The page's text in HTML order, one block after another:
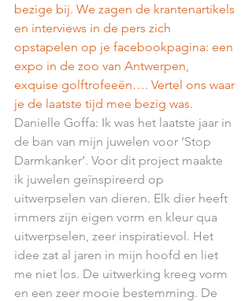
bezige bij. We zagen de krantenartikels
en interviews in de pers zich
opstapelen op je facebookpagina: een
expo in de zoo van Antwerpen,
exquise golftrofeeën…. Vertel ons waar
je de laatste tijd mee bezig was.
Danielle Goffa: Ik was het laatste jaar in
de ban van mijn juwelen voor ‘Stop
Darmkanker’. Voor dit project maakte
ik juwelen geïnspireerd op
uitwerpselen van dieren. Elk dier heeft
immers zijn eigen vorm en kleur qua
uitwerpselen, zeer inspiratievol. Het
idee zat al jaren in mijn hoofd en liet
me niet los. De uitwerking kreeg vorm
en een zeer mooie bestemming. De